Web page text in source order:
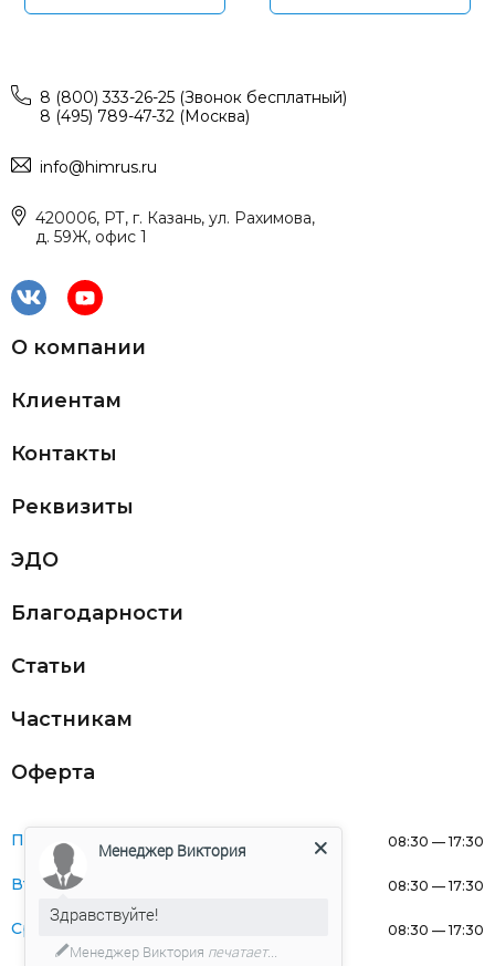
8 (800) 333-26-25 (Звонок бесплатный)
8 (495) 789-47-32 (Москва)
info@himrus.ru
420006, РТ, г. Казань, ул. Рахимова,
д. 59Ж, офис 1
О компании
Клиентам
Контакты
Реквизиты
ЭДО
Благодарности
Статьи
Частникам
Оферта
Понедельник: 08:30 — 17:30
Вторник: 08:30 — 17:30
Среда: 08:30 — 17:30
Менеджер Виктория
Здравствуйте!
Менеджер Виктория печатает...